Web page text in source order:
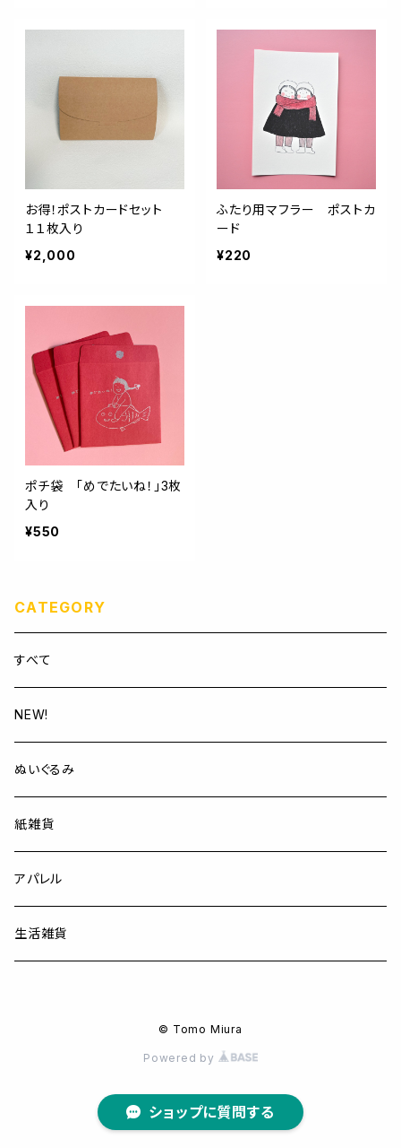
お得！ポストカードセット
１１枚入り
¥2,000
ふたり用マフラー ポストカ
ード
¥220
ポチ袋 「めでたいね！」3枚
入り
¥550
CATEGORY
すべて
NEW!
ぬいぐるみ
紙雑貨
アパレル
生活雑貨
© Tomo Miura
Powered by
ショップに質問する